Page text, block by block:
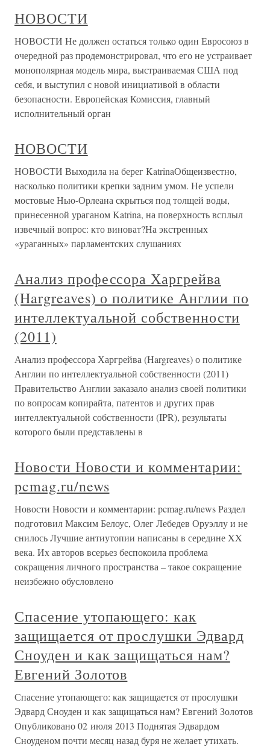
НОВОСТИ
НОВОСТИ Не должен остаться только один Евросоюз в
очередной раз продемонстрировал, что его не устраивает
монополярная модель мира, выстраиваемая США под
себя, и выступил с новой инициативой в области
безопасности. Европейская Комиссия, главный
исполнительный орган
НОВОСТИ
НОВОСТИ Выходила на берег KatrinaОбщеизвестно,
насколько политики крепки задним умом. Не успели
мостовые Нью-Орлеана скрыться под толщей воды,
принесенной ураганом Katrina, на поверхность всплыл
извечный вопрос: кто виноват?На экстренных
«ураганных» парламентских слушаниях
Анализ профессора Харгрейва
(Hargreaves) о политике Англии по
интеллектуальной собственности
(2011)
Анализ профессора Харгрейва (Hargreaves) о политике
Англии по интеллектуальной собственности (2011)
Правительство Англии заказало анализ своей политики
по вопросам копирайта, патентов и других прав
интеллектуальной собственности (IPR), результаты
которого были представлены в
Новости Новости и комментарии:
pcmag.ru/news
Новости Новости и комментарии: pcmag.ru/news Раздел
подготовил Максим Белоус, Олег Лебедев Оруэллу и не
снилось Лучшие антиутопии написаны в середине XX
века. Их авторов всерьез беспокоила проблема
сокращения личного пространства – такое сокращение
неизбежно обусловлено
Спасение утопающего: как
защищается от прослушки Эдвард
Сноуден и как защищаться нам?
Евгений Золотов
Спасение утопающего: как защищается от прослушки
Эдвард Сноуден и как защищаться нам? Евгений Золотов
Опубликовано 02 июля 2013 Поднятая Эдвардом
Сноуденом почти месяц назад буря не желает утихать.